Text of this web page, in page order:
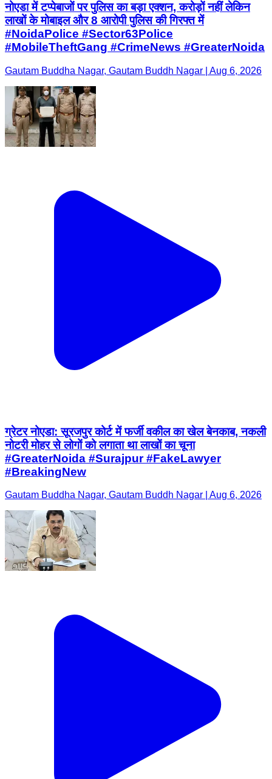
नोएडा में टप्पेबाजों पर पुलिस का बड़ा एक्शन, करोड़ों नहीं लेकिन
लाखों के मोबाइल और 8 आरोपी पुलिस की गिरफ्त में
#NoidaPolice #Sector63Police
#MobileTheftGang #CrimeNews #GreaterNoida
Gautam Buddha Nagar, Gautam Buddh Nagar | Aug 6, 2026
ग्रेटर नोएडा: सूरजपुर कोर्ट में फर्जी वकील का खेल बेनकाब, नकली
नोटरी मोहर से लोगों को लगाता था लाखों का चूना
#GreaterNoida #Surajpur #FakeLawyer
#BreakingNew
Gautam Buddha Nagar, Gautam Buddh Nagar | Aug 6, 2026